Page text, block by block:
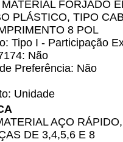
FORJADO
PLÁSTICO, TIPO
8 POL
Tipo I - Participação
Não
Preferência: Não
Unidade
AÇO
DE 3,4,5,6 E 8